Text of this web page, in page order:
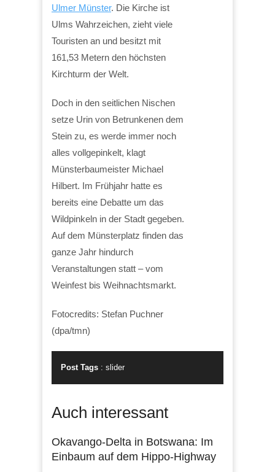
Ulmer Münster. Die Kirche ist
Ulms Wahrzeichen, zieht viele
Touristen an und besitzt mit
161,53 Metern den höchsten
Kirchturm der Welt.
Doch in den seitlichen Nischen
setze Urin von Betrunkenen dem
Stein zu, es werde immer noch
alles vollgepinkelt, klagt
Münsterbaumeister Michael
Hilbert. Im Frühjahr hatte es
bereits eine Debatte um das
Wildpinkeln in der Stadt gegeben.
Auf dem Münsterplatz finden das
ganze Jahr hindurch
Veranstaltungen statt – vom
Weinfest bis Weihnachtsmarkt.
Fotocredits: Stefan Puchner
(dpa/tmn)
Post Tags : slider
Auch interessant
Okavango-Delta in Botswana: Im
Einbaum auf dem Hippo-Highway